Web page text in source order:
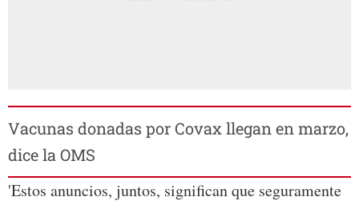
Vacunas donadas por Covax llegan en marzo,
dice la OMS
'Estos anuncios, juntos, significan que seguramente